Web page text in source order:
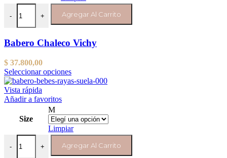
producto
-
Babero Chaleco Vichy cantidad
+ Agregar Al Carrito
Babero Chaleco Vichy
$ 37.800,00
Seleccionar opcionesEste
producto
Las
opciones
se
pueden
elegir
Vista rápida
Añadir a favoritos
Size
M
Limpiar
-
Babero rayas suela cantidad
+ Agregar Al Carrito